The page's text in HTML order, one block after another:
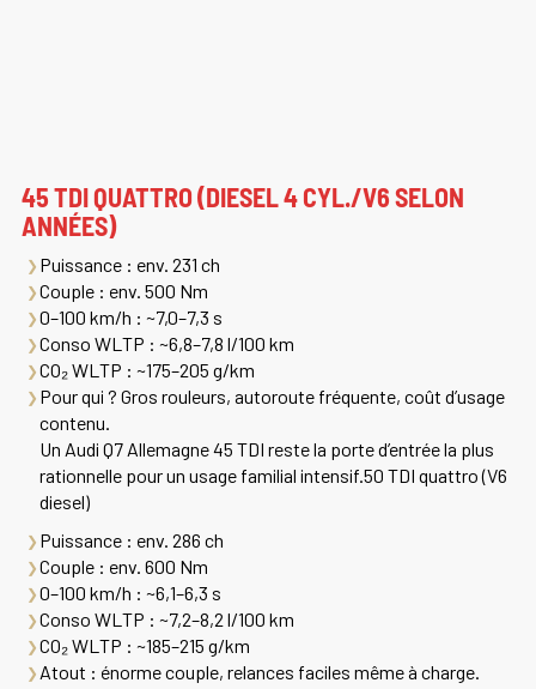
45 TDI QUATTRO (DIESEL 4 CYL./V6 SELON
ANNÉES)
Puissance: env. 231 ch
Couple: env. 500 Nm
0–100 km/h : ~7,0–7,3 s
Conso WLTP : ~6,8–7,8 l/100 km
CO₂ WLTP : ~175–205 g/km
Pour qui ? Gros rouleurs, autoroute fréquente, coût d’usage
contenu.
Un Audi Q7 Allemagne45 TDI reste la porte d’entrée la plus
rationnelle pour un usage familial intensif.50 TDI quattro (V6
diesel)
Puissance: env. 286 ch
Couple: env. 600 Nm
0–100 km/h : ~6,1–6,3 s
Conso WLTP : ~7,2–8,2 l/100 km
CO₂ WLTP : ~185–215 g/km
Atout : énorme couple, relances faciles même à charge.